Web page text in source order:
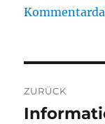
ZURÜCK
Vorheriger